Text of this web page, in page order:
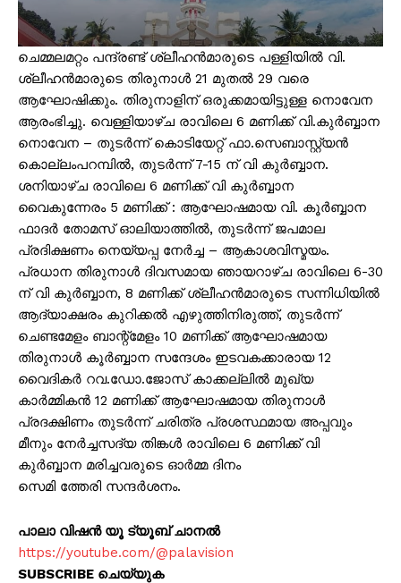
ചെമ്മലമറ്റം പന്ദ്രണ്ട് ശ്ലീഹൻമാരുടെ പള്ളിയിൽ വി.
ശ്ലീഹൻമാരുടെ തിരുനാൾ 21 മുതൽ 29 വരെ
ആഘോഷിക്കും. തിരുനാളിന് ഒരുക്കമായിട്ടുള്ള നൊവേന
ആരംഭിച്ചു. വെള്ളിയാഴ്ച രാവിലെ 6 മണിക്ക് വി.കുർബ്ബാന
നൊവേന – തുടർന്ന് കൊടിയേറ്റ് ഫാ.സെബാസ്റ്റ്യൻ
കൊല്ലംപറമ്പിൽ, തുടർന്ന് 7-15 ന് വി കുർബ്ബാന.
ശനിയാഴ്ച രാവിലെ 6 മണിക്ക് വി കുർബ്ബാന
വൈകുന്നേരം 5 മണിക്ക് : ആഘോഷമായ വി. കൂർബ്ബാന
ഫാദർ തോമസ് ഓലിയാത്തിൽ, തുടർന്ന് ജപമാല
പ്രദിക്ഷണം നെയ്യപ്പ നേർച്ച – ആകാശവിസ്മയം.
പ്രധാന തിരുനാൾ ദിവസമായ ഞായറാഴ്ച രാവിലെ 6-30
ന് വി കുർബ്ബാന, 8 മണിക്ക് ശ്ലീഹൻമാരുടെ സന്നിധിയിൽ
ആദ്യാക്ഷരം കുറിക്കൽ എഴുത്തിനിരുത്ത്, തുടർന്ന്
ചെണ്ടമേളം ബാന്റ്മേളം 10 മണിക്ക് ആഘോഷമായ
തിരുനാൾ കൂർബ്ബാന സന്ദേശം ഇടവകക്കാരായ 12
വൈദികർ റവ.ഡോ.ജോസ് കാക്കല്ലിൽ മുഖ്യ
കാർമ്മികൻ 12 മണിക്ക് ആഘോഷമായ തിരുനാൾ
പ്രദക്ഷിണം തുടർന്ന് ചരിത്ര പ്രശസ്ഥമായ അപ്പവും
മീനും നേർച്ചസദ്യ തിങ്കൾ രാവിലെ 6 മണിക്ക് വി
കുർബ്ബാന മരിച്ചവരുടെ ഓർമ്മ ദിനം
സെമി ത്തേരി സന്ദർശനം.
പാലാ വിഷൻ യൂ ട്യൂബ് ചാനൽ
https://youtube.com/@palavision
SUBSCRIBE ചെയ്യുക